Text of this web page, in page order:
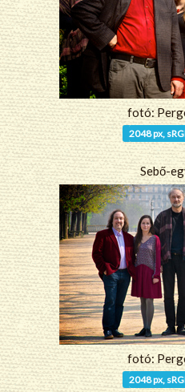
fotó:
2048 px,
Sebő-
fotó:
2048 px,